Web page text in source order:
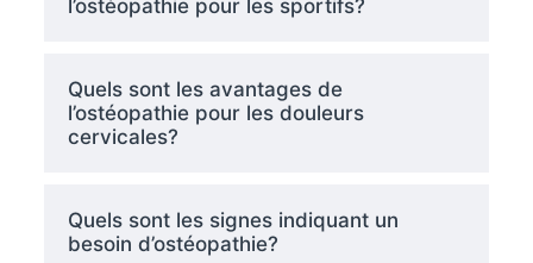
l’ostéopathie pour les sportifs?
Quels sont les avantages de
l’ostéopathie pour les douleurs
cervicales?
Quels sont les signes indiquant un
besoin d’ostéopathie?